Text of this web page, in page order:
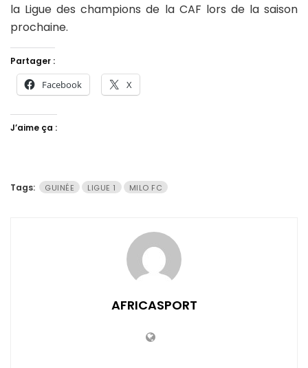
la Ligue des champions de la CAF lors de la saison
prochaine.
Partager :
Facebook X
J’aime ça :
Tags: GUINÉE LIGUE 1 MILO FC
AFRICASPORT